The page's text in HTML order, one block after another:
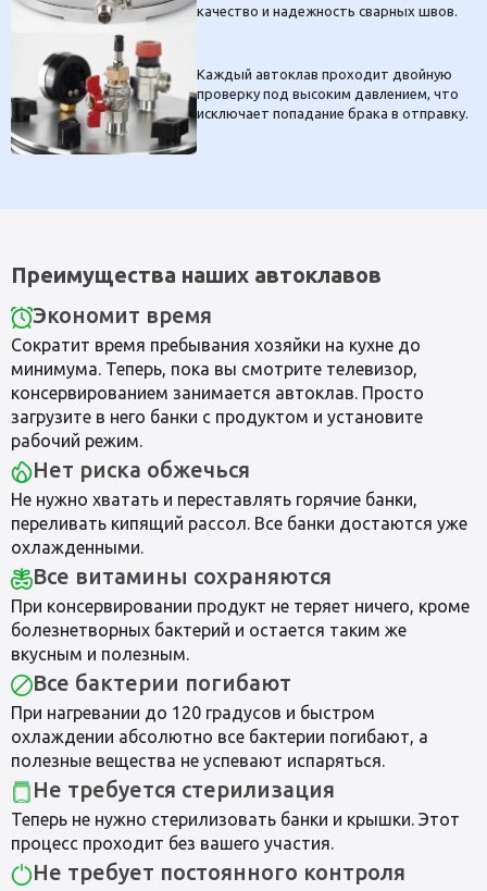
качество и надежность сварных швов.
Каждый автоклав проходит двойную
проверку под высоким давлением, что
исключает попадание брака в отправку.
Преимущества наших автоклавов
Экономит время
Сократит время пребывания хозяйки на кухне до
минимума. Теперь, пока вы смотрите телевизор,
консервированием занимается автоклав. Просто
загрузите в него банки с продуктом и установите
рабочий режим.
Нет риска обжечься
Не нужно хватать и переставлять горячие банки,
переливать кипящий рассол. Все банки достаются уже
охлажденными.
Все витамины сохраняются
При консервировании продукт не теряет ничего, кроме
болезнетворных бактерий и остается таким же
вкусным и полезным.
Все бактерии погибают
При нагревании до 120 градусов и быстром
охлаждении абсолютно все бактерии погибают, а
полезные вещества не успевают испаряться.
Не требуется стерилизация
Теперь не нужно стерилизовать банки и крышки. Этот
процесс проходит без вашего участия.
Не требует постоянного контроля